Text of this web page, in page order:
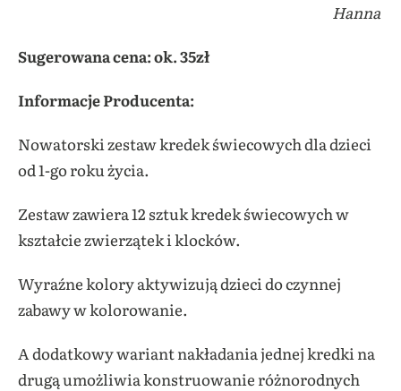
Hanna
Sugerowana cena: ok. 35zł
Informacje Producenta:
Nowatorski zestaw kredek świecowych dla dzieci
od 1-go roku życia.
Zestaw zawiera 12 sztuk kredek świecowych w
kształcie zwierzątek i klocków.
Wyraźne kolory aktywizują dzieci do czynnej
zabawy w kolorowanie.
A dodatkowy wariant nakładania jednej kredki na
drugą umożliwia konstruowanie różnorodnych